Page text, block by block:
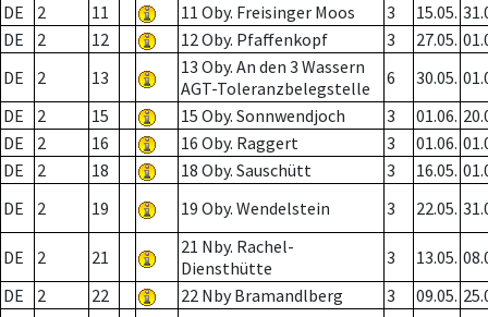
DE
2 11 11 Oby. Freisinger Moos 3 15.05.
DE
2 12 12 Oby. Pfaffenkopf 3 27.05.
DE
2 13
13 Oby. An den 3 Wassern
AGT-Toleranzbelegstelle
6 30.05.
DE
2 15 15 Oby. Sonnwendjoch 3 01.06.
DE
2 16 16 Oby. Raggert 3 01.06.
DE
2 18 18 Oby. Sauschütt 3 16.05.
DE
2 19 19 Oby. Wendelstein 3 22.05.
DE 2 21
21 Nby. Rachel-
Diensthütte
3 13.05.
DE
2 22 22 Nby Bramandlberg 3 09.05.